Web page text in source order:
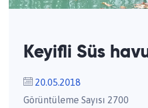
Keyifli Süs
20.05.2018
Görüntüleme Sayısı 2700